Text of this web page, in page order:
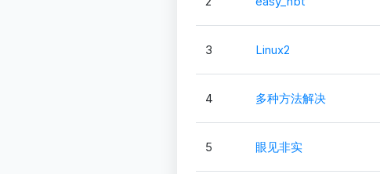
3 Linux2
4 多种方法解决
5 眼见非实